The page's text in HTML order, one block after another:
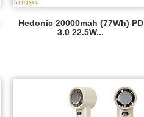
Hedonic 20000mah (77Wh) PD
3.0 22.5W...